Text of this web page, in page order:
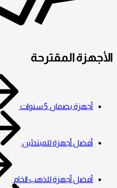
الأجهزة المقترحة
أجهزة بضمان 5 سنوات
أفضل أجهزة للمبتدئين
أفضل أجهزة للذهب الخام